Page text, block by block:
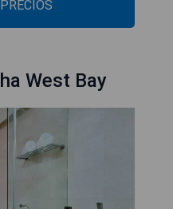
West Bay